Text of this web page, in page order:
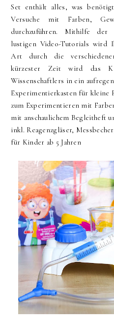
Set enthält alles, was
Versuche mit Farben,
durchzuführen. Mithilfe
lustigen Video-Tutorials wird
Art durch die
kürzester Zeit wird das
Wissenschaftlers in ein
Experimentierkasten für kleine
zum Experimentieren mit
mit anschaulichem Begleitheft
inkl. Reagenzgläser,
für Kinder ab 5 Jahren